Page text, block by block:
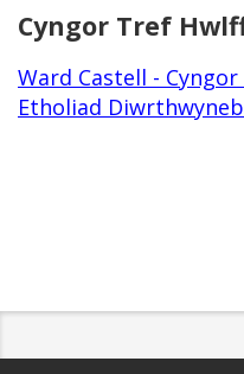
Cyngor Tref
Ward Castell -
Etholiad